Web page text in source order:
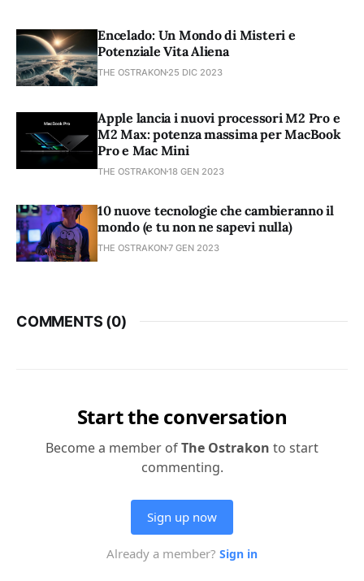
Encelado: Un Mondo di Misteri e
Potenziale Vita Aliena
THE OSTRAKON 25 DIC 2023
Apple lancia i nuovi processori M2 Pro e
M2 Max: potenza massima per MacBook
Pro e Mac Mini
THE OSTRAKON18 GEN 2023
10 nuove tecnologie che cambieranno il
mondo (e tu non ne sapevi nulla)
THE OSTRAKON7 GEN 2023
COMMENTS (0)